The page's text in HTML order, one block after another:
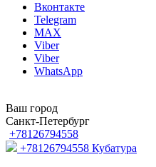
Вконтакте
Telegram
MAX
Viber
Viber
WhatsApp
Ваш город
Санкт-Петербург
+78126794558
+78126794558 Кубатура